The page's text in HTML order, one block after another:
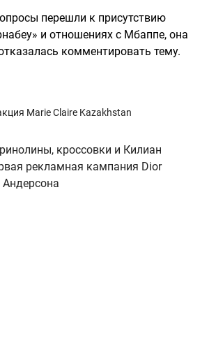
перешли к присутствию
и отношениях с Мбаппе, она
комментировать тему.
Marie Claire Kazakhstan
кроссовки и Килиан
рекламная кампания Dior